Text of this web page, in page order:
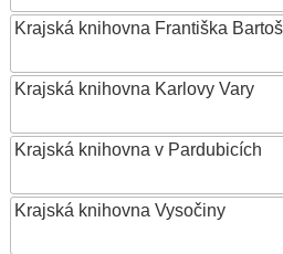
Krajská knihovna Františka
Krajská knihovna Karlovy Vary
Krajská knihovna v Pardubicích
Krajská knihovna Vysočiny